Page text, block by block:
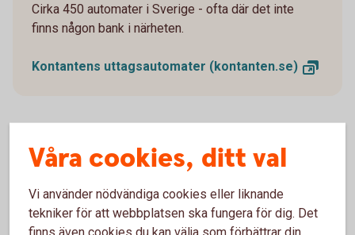
Cirka 450 automater i Sverige - ofta där det inte
finns någon bank i närheten.
Kontantens uttagsautomater (kontanten.se)
Tänk på att vid vissa automatuttag, även i Sverige, kan det
tillkomma extra avgifter som inte banken debiterar. Detta
kommuniceras på skärmen innan du gör uttaget.
Våra cookies, ditt val
Vi använder nödvändiga cookies eller liknande
tekniker för att webbplatsen ska fungera för dig. Det
finns även cookies du kan välja som förbättrar din